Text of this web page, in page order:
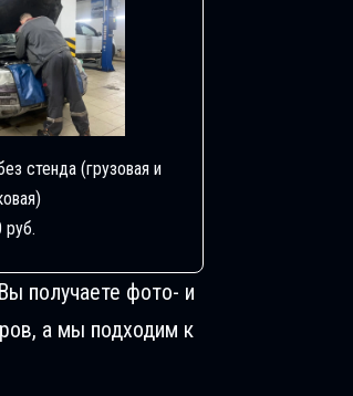
стенда (грузовая и
руб.
получаете фото- и
а мы подходим к